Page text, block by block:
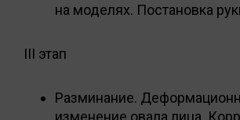
на моделях. Постановка
III этап
Разминание.
изменение овала лица.